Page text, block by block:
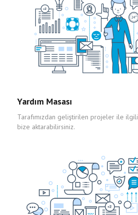
Yardım Masası
Tarafımızdan geliştirilen projeler ile
bize aktarabilirsiniz.